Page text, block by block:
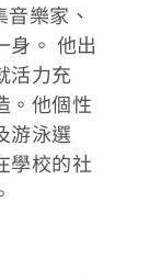
樂家、
身。 他出
活力充
。他個性
游泳選
學校的社